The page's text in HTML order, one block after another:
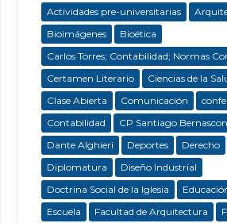
Actividades pre-universitarias
Bioimágenes
Bioética
Carlos Torres; Contabilidad; Normas
Certamen Literario
Ciencias de la
Clase Abierta
Comunicación
Contabilidad
CP Santiago
Dante Alghieri
Deportes Derecho
Diplomatura
Diseño Industrial
Doctrina Social de la Iglesia
Escuela
Facultad de Arquitectura